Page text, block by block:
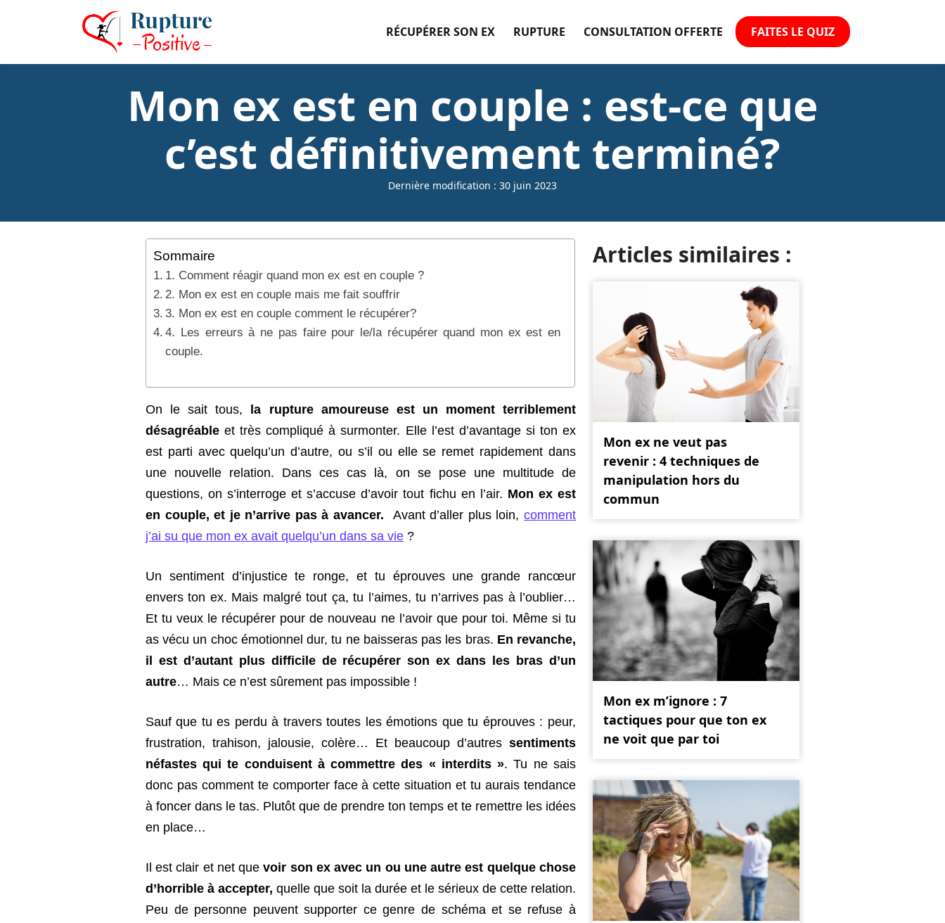
RÉCUPÉRER SON EX RUPTURE CONSULTATION OFFERTE FAITES LE QUIZ
Mon ex est en couple : est-ce que
c’est définitivement terminé?
Dernière modification : 30 juin 2023
Sommaire
1. Comment réagir quand mon ex est en couple ?
2. Mon ex est en couple mais me fait souffrir
3. Mon ex est en couple comment le récupérer?
4. Les erreurs à ne pas faire pour le/la récupérer quand mon ex est en
couple.
On le sait tous, la rupture amoureuse est un moment terriblement
désagréable et très compliqué à surmonter. Elle l’est d’avantage si ton ex
est parti avec quelqu’un d’autre, ou s’il ou elle se remet rapidement dans
une nouvelle relation. Dans ces cas là, on se pose une multitude de
questions, on s’interroge et s’accuse d’avoir tout fichu en l’air. Mon ex est
en couple, et je n’arrive pas à avancer. Avant d’aller plus loin, comment
j’ai su que mon ex avait quelqu’un dans sa vie ?
Un sentiment d’injustice te ronge, et tu éprouves une grande rancœur
envers ton ex. Mais malgré tout ça, tu l’aimes, tu n’arrives pas à l’oublier…
Et tu veux le récupérer pour de nouveau ne l’avoir que pour toi. Même si tu
as vécu un choc émotionnel dur, tu ne baisseras pas les bras. En revanche,
il est d’autant plus difficile de récupérer son ex dans les bras d’un
autre… Mais ce n’est sûrement pas impossible !
Sauf que tu es perdu à travers toutes les émotions que tu éprouves : peur,
frustration, trahison, jalousie, colère… Et beaucoup d’autres sentiments
néfastes qui te conduisent à commettre des « interdits ». Tu ne sais
donc pas comment te comporter face à cette situation et tu aurais tendance
à foncer dans le tas. Plutôt que de prendre ton temps et te remettre les idées
en place…
Il est clair et net que voir son ex avec un ou une autre est quelque chose
d’horrible à accepter, quelle que soit la durée et le sérieux de cette relation.
Peu de personne peuvent supporter ce genre de schéma et se refuse à
Articles similaires :
Mon ex ne veut pas
revenir : 4 techniques de
manipulation hors du
commun
Mon ex m’ignore : 7
tactiques pour que ton ex
ne voit que par toi